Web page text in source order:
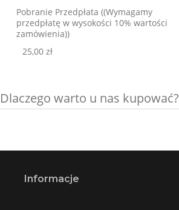
Pobranie Przedpłata ((Wymagamy
przedpłatę w wysokości 10% wartości
zamówienia))
25,00 zł
Dlaczego warto u nas kupować?
Informacje